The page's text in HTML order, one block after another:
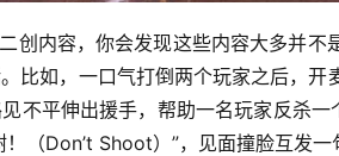
创内容，你会发现这些内容大多并
比如，一口气打倒两个玩家之后，
不平伸出援手，帮助一名玩家反杀
（Don’t Shoot）”，见面撞脸互发一